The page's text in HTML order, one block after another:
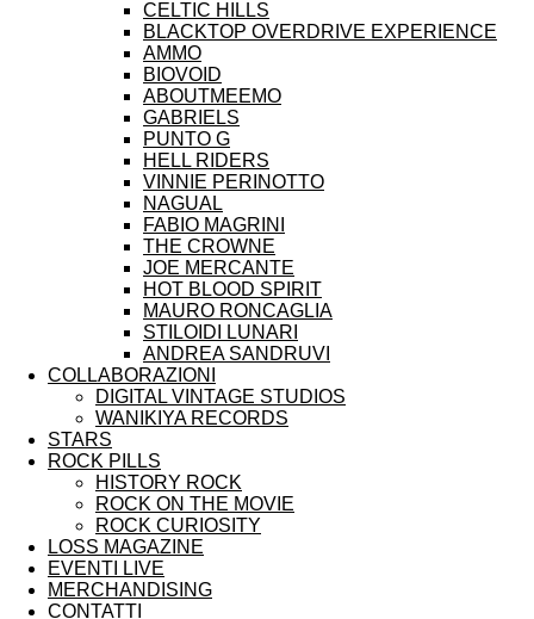
CELTIC HILLS
BLACKTOP OVERDRIVE EXPERIENCE
AMMO
BIOVOID
ABOUTMEEMO
GABRIELS
PUNTO G
HELL RIDERS
VINNIE PERINOTTO
NAGUAL
FABIO MAGRINI
THE CROWNE
JOE MERCANTE
HOT BLOOD SPIRIT
MAURO RONCAGLIA
STILOIDI LUNARI
ANDREA SANDRUVI
COLLABORAZIONI
DIGITAL VINTAGE STUDIOS
WANIKIYA RECORDS
STARS
ROCK PILLS
HISTORY ROCK
ROCK ON THE MOVIE
ROCK CURIOSITY
LOSS MAGAZINE
EVENTI LIVE
MERCHANDISING
CONTATTI